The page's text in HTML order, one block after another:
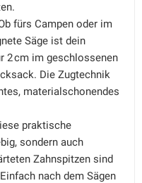
fürs Campen oder im
Säge ist dein
2 cm im geschlossenen
Die Zugtechnik
materialschonendes
praktische
sondern auch
Zahnspitzen sind
nach dem Sägen